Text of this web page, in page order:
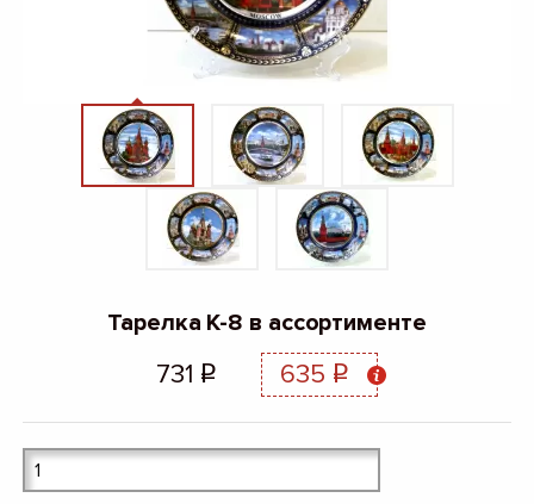
Тарелка К-8 в ассортименте
731 q 635 q